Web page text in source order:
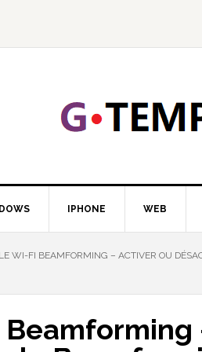
IPHONE WEB
WI-FI BEAMFORMING – ACTIVER OU